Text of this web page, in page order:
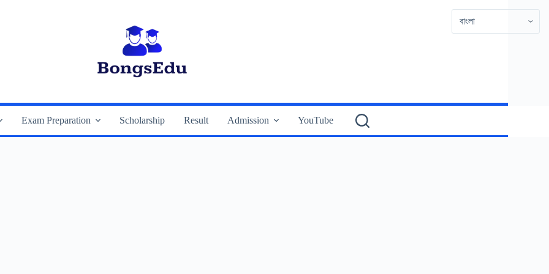
Exam Preparation Scholarship Result Admission YouTube